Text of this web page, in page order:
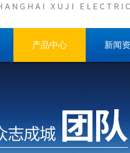
产品中心 新闻